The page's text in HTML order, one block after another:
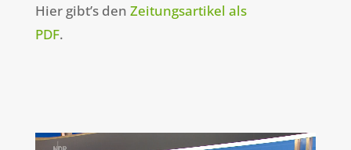
Hier gibt’s den Zeitungsartikel als
PDF.